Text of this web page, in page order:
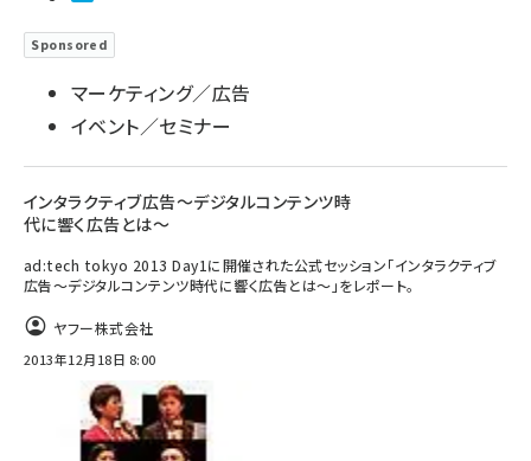
Sponsored
マーケティング／広告
イベント／セミナー
インタラクティブ広告～デジタルコンテンツ時
代に響く広告とは～
ad:tech tokyo 2013 Day1に開催された公式セッション「インタラクティブ
広告～デジタルコンテンツ時代に響く広告とは～」をレポート。
ヤフー株式会社
2013年12月18日 8:00